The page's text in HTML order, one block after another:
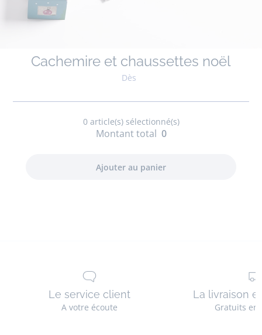
Cachemire et chaussettes noël
Dès
0article(s) sélectionné(s)
Montant total 0
Le service client
A votre écoute
La livraison
Gratuits en